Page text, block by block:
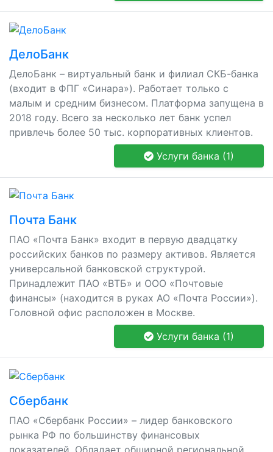
ДелоБанк
ДелоБанк – виртуальный банк и филиал СКБ-банка
(входит в ФПГ «Синара»). Работает только с
малым и средним бизнесом. Платформа запущена в
2018 году. Всего за несколько лет банк успел
привлечь более 50 тыс. корпоративных клиентов.
Услуги банка (1)
Почта Банк
ПАО «Почта Банк» входит в первую двадцатку
российских банков по размеру активов. Является
универсальной банковской структурой.
Принадлежит ПАО «ВТБ» и ООО «Почтовые
финансы» (находится в руках АО «Почта России»).
Головной офис расположен в Москве.
Услуги банка (1)
Сбербанк
ПАО «Сбербанк России» – лидер банковского
рынка РФ по большинству финансовых
показателей. Обладает обширной региональной